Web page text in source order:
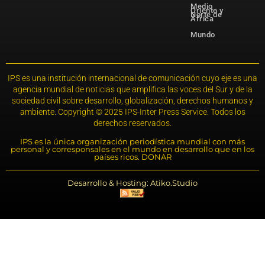
Medio
Oriente y
Norte de
África
Mundo
IPS es una institución internacional de comunicación cuyo eje es una
agencia mundial de noticias que amplifica las voces del Sur y de la
sociedad civil sobre desarrollo, globalización, derechos humanos y
ambiente. Copyright © 2025 IPS-Inter Press Service. Todos los
derechos reservados.
IPS es la única organización periodística mundial con más
personal y corresponsales en el mundo en desarrollo que en los
países ricos. DONAR
Desarrollo & Hosting: Atiko.Studio